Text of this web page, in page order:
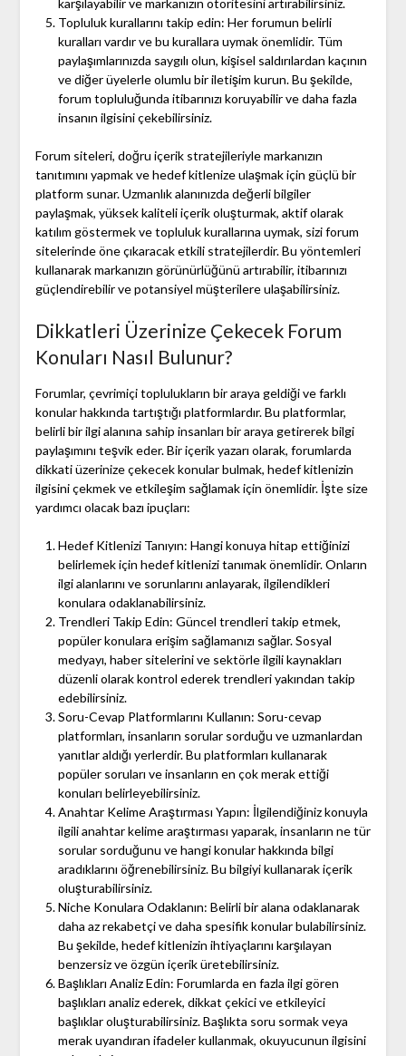
karşılayabilir ve markanızın otoritesini artırabilirsiniz.
Topluluk kurallarını takip edin: Her forumun belirli
kuralları vardır ve bu kurallara uymak önemlidir. Tüm
paylaşımlarınızda saygılı olun, kişisel saldırılardan kaçının
ve diğer üyelerle olumlu bir iletişim kurun. Bu şekilde,
forum topluluğunda itibarınızı koruyabilir ve daha fazla
insanın ilgisini çekebilirsiniz.
Forum siteleri, doğru içerik stratejileriyle markanızın
tanıtımını yapmak ve hedef kitlenize ulaşmak için güçlü bir
platform sunar. Uzmanlık alanınızda değerli bilgiler
paylaşmak, yüksek kaliteli içerik oluşturmak, aktif olarak
katılım göstermek ve topluluk kurallarına uymak, sizi forum
sitelerinde öne çıkaracak etkili stratejilerdir. Bu yöntemleri
kullanarak markanızın görünürlüğünü artırabilir, itibarınızı
güçlendirebilir ve potansiyel müşterilere ulaşabilirsiniz.
Dikkatleri Üzerinize Çekecek Forum
Konuları Nasıl Bulunur?
Forumlar, çevrimiçi toplulukların bir araya geldiği ve farklı
konular hakkında tartıştığı platformlardır. Bu platformlar,
belirli bir ilgi alanına sahip insanları bir araya getirerek bilgi
paylaşımını teşvik eder. Bir içerik yazarı olarak, forumlarda
dikkati üzerinize çekecek konular bulmak, hedef kitlenizin
ilgisini çekmek ve etkileşim sağlamak için önemlidir. İşte size
yardımcı olacak bazı ipuçları:
Hedef Kitlenizi Tanıyın: Hangi konuya hitap ettiğinizi
belirlemek için hedef kitlenizi tanımak önemlidir. Onların
ilgi alanlarını ve sorunlarını anlayarak, ilgilendikleri
konulara odaklanabilirsiniz.
Trendleri Takip Edin: Güncel trendleri takip etmek,
popüler konulara erişim sağlamanızı sağlar. Sosyal
medyayı, haber sitelerini ve sektörle ilgili kaynakları
düzenli olarak kontrol ederek trendleri yakından takip
edebilirsiniz.
Soru-Cevap Platformlarını Kullanın: Soru-cevap
platformları, insanların sorular sorduğu ve uzmanlardan
yanıtlar aldığı yerlerdir. Bu platformları kullanarak
popüler soruları ve insanların en çok merak ettiği
konuları belirleyebilirsiniz.
Anahtar Kelime Araştırması Yapın: İlgilendiğiniz konuyla
ilgili anahtar kelime araştırması yaparak, insanların ne tür
sorular sorduğunu ve hangi konular hakkında bilgi
aradıklarını öğrenebilirsiniz. Bu bilgiyi kullanarak içerik
oluşturabilirsiniz.
Niche Konulara Odaklanın: Belirli bir alana odaklanarak
daha az rekabetçi ve daha spesifik konular bulabilirsiniz.
Bu şekilde, hedef kitlenizin ihtiyaçlarını karşılayan
benzersiz ve özgün içerik üretebilirsiniz.
Başlıkları Analiz Edin: Forumlarda en fazla ilgi gören
başlıkları analiz ederek, dikkat çekici ve etkileyici
başlıklar oluşturabilirsiniz. Başlıkta soru sormak veya
merak uyandıran ifadeler kullanmak, okuyucunun ilgisini